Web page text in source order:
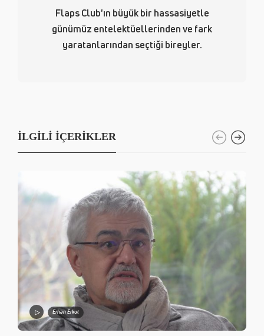
Flaps Club'ın büyük bir hassasiyetle
günümüz entelektüellerinden ve fark
yaratanlarından seçtiği bireyler.
İLGILI İÇERIKLER
Erhan Erkut